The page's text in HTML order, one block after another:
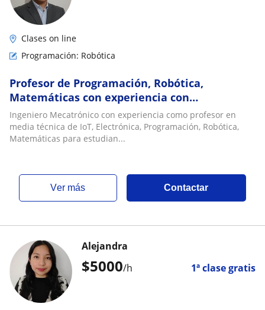
Clases on line
Programación: Robótica
Profesor de Programación, Robótica,
Matemáticas con experiencia con
estudiantes de 13 a 18 años
Ingeniero Mecatrónico con experiencia como profesor en
media técnica de IoT, Electrónica, Programación, Robótica,
Matemáticas para estudian...
ver más Contactar
$5000/h 1ª clase gratis
Alejandra